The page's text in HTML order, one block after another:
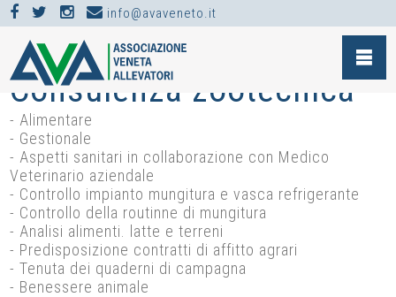
info@avaveneto.it
SERVIZI >
Consulenza zootecnica
- Alimentare
- Gestionale
- Aspetti sanitari in collaborazione con Medico
Veterinario aziendale
- Controllo impianto mungitura e vasca refrigerante
- Controllo della routinne di mungitura
- Analisi alimenti. latte e terreni
- Predisposizione contratti di affitto agrari
- Tenuta dei quaderni di campagna
- Benessere animale